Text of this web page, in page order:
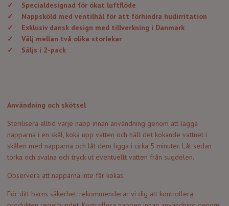
✓
Specialdesignad för ökat luftflöde
✓
Nappsköld med ventilhål för att förhindra hudirritation
✓
Exklusiv dansk design med tillverkning i Danmark
✓
Välj mellan två olika storlekar
✓
Säljs i 2-pack
Användning och skötsel
Sterilisera alltid varje napp innan användning genom att lägga
napparna i en skål, koka upp vatten och häll det kokande vattnet i
skålen med napparna och låt dem ligga i cirka 5 minuter. Låt sedan
torka och svalna och tryck ut eventuellt vatten från sugdelen.
Observera att napparna inte får kokas.
För ditt barns säkerhet, rekommenderar vi dig att kontrollera